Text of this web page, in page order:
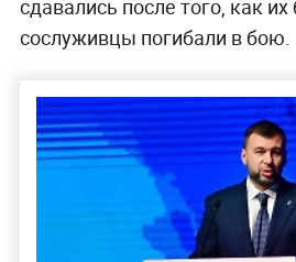
сдавались после того, как
сослуживцы погибали в бою.